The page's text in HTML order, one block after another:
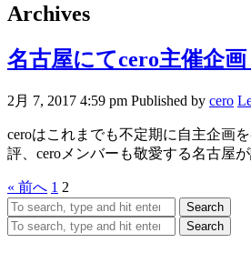
Archives
名古屋にてcero主催企
2月 7, 2017 4:59 pm Published by cero
ceroはこれまでも不定期に自主企画
評、ceroメンバーも敬愛する名古屋
« 前へ 1 2
Search
Search